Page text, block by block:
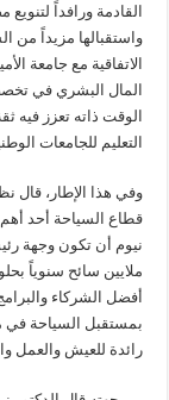
القادمة ورافداً
واستقبالها مزيداً من
المال البشري في
الوقت ذاته تعزز فيه
التعليم للجامعات
وفي هذا الإطار، قال
قطاع السياحة أحد
نيوم أن تكون وجهة
أفضل الشركاء
بمستقبل السياحة في
رائدة للعيش والعمل